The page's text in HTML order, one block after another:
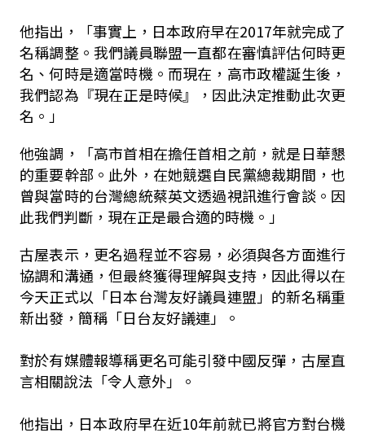
他指出，「事實上，日本政府早在2017年就完成了
名稱調整。我們議員聯盟一直都在審慎評估何時更
名、何時是適當時機。而現在，高市政權誕生後，
我們認為『現在正是時候』，因此決定推動此次更
名。」
他強調，「高市首相在擔任首相之前，就是日華懇
的重要幹部。此外，在她競選自民黨總裁期間，也
曾與當時的台灣總統蔡英文透過視訊進行會談。因
此我們判斷，現在正是最合適的時機。」
古屋表示，更名過程並不容易，必須與各方面進行
協調和溝通，但最終獲得理解與支持，因此得以在
今天正式以「日本台灣友好議員連盟」的新名稱重
新出發，簡稱「日台友好議連」。
對於有媒體報導稱更名可能引發中國反彈，古屋直
言相關說法「令人意外」。
他指出，日本政府早在近10年前就已將官方對台機